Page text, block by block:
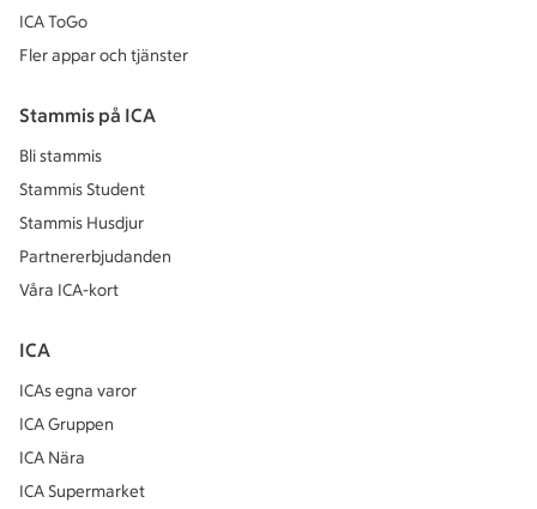
ICA ToGo
Fler appar och tjänster
Stammis på ICA
Bli stammis
Stammis Student
Stammis Husdjur
Partnererbjudanden
Våra ICA-kort
ICA
ICAs egna varor
ICA Gruppen
ICA Nära
ICA Supermarket